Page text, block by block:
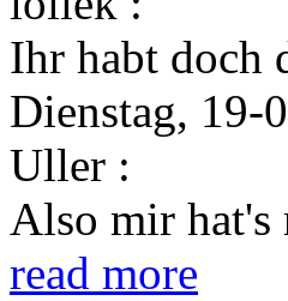
Ihr habt doch
Dienstag, 19-
Uller :
Also mir hat's
read more